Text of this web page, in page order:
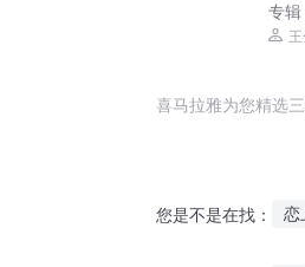
专辑
喜马拉雅为您精选
您是不是在找： 恋